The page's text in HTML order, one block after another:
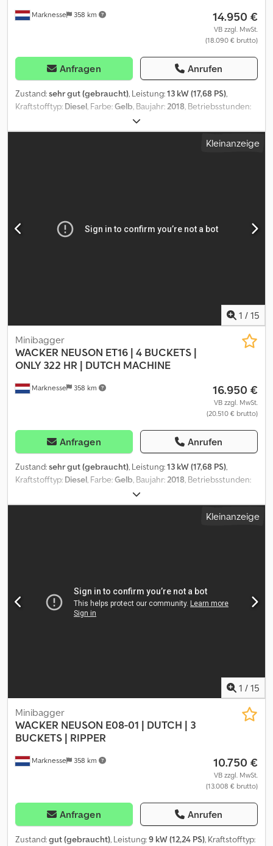
Marknesse 358 km 14.950 €
VB zzgl. MwSt.
(18.090 € brutto)
Anfragen Anrufen
Zustand:sehr gut (gebraucht), Leistung:13 kW (17,68 PS),
Kraftstofftyp: Diesel, Farbe:Gelb, Baujahr:2018, Betriebsstunden:
, = Weitere Optionen und Zubehör = -
Arbeitsscheinwerfer vorne = Weitere Informationen = Baujahr:
2018 Antrieb: Raupe Dsdpfxsznckrj Aczock Zylinderzahl: 3Kleinanzeige
1 / 15
Marknesse 358 km
Minibagger
WACKER NEUSON ET16 | 4 BUCKETS |
ONLY 322 HR | DUTCH MACHINE
16.950 €
VB zzgl. MwSt.
(20.510 € brutto)
Anfragen Anrufen
Zustand:sehr gut (gebraucht), Leistung:13 kW (17,68 PS),
Kraftstofftyp: Diesel, Farbe:Gelb, Baujahr:2018, Betriebsstunden:
, Baujahr: 2018 Antrieb: Raupe
Zylinderzahl: 3 Dcjdezncfcjpfx Aczjk Leergewicht: 1.723 kg CE-
Kennzeichnung: ja Technischer Zustand: sehr gut Optischer
Kleinanzeige
1 / 15
Marknesse 358 km
Minibagger
WACKER NEUSON E08-01 | DUTCH | 3
BUCKETS | RIPPER
10.750 €
VB zzgl. MwSt.
(13.008 € brutto)
Anfragen Anrufen
Zustand:gut (gebraucht), Leistung:9 kW (12,24 PS), Kraftstofftyp: